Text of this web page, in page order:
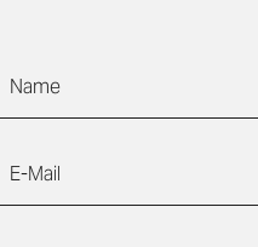
Name
E-Mail